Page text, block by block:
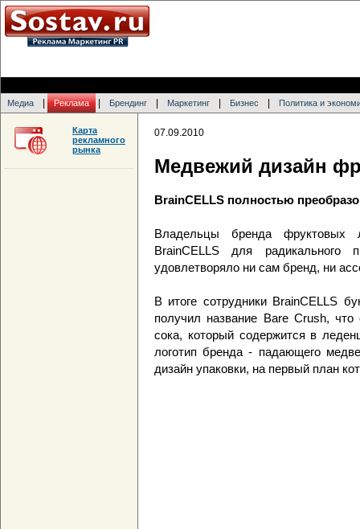
Медиа Реклама Брендинг Маркетинг Бизнес Политика и
07.09.2010
Медвежий дизайн
BrainCELLS полностью
Владельцы бренда фруктовых
BrainCELLS для радикального
удовлетворяло ни сам бренд, ни
В итоге сотрудники BrainCELLS
получил название Bare Crush, что
сока, который содержится в
логотип бренда - падающего
дизайн упаковки, на первый план
Карта
рекламного
рынка